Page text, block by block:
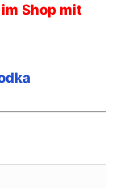
Shop mit